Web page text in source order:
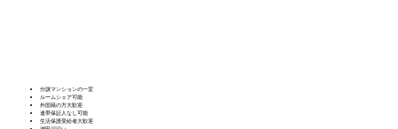
分譲マンションの一室
ルームシェア可能
外国籍の方大歓迎
連帯保証人なし可能
生活保護受給者大歓迎